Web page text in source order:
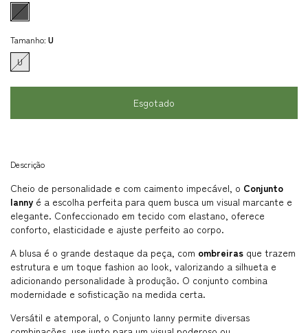
Tamanho: U
U
Descrição
Cheio de personalidade e com caimento impecável, o Conjunto
Ianny é a escolha perfeita para quem busca um visual marcante e
elegante. Confeccionado em tecido com elastano, oferece
conforto, elasticidade e ajuste perfeito ao corpo.
A blusa é o grande destaque da peça, com ombreiras que trazem
estrutura e um toque fashion ao look, valorizando a silhueta e
adicionando personalidade à produção. O conjunto combina
modernidade e sofisticação na medida certa.
Versátil e atemporal, o Conjunto Ianny permite diversas